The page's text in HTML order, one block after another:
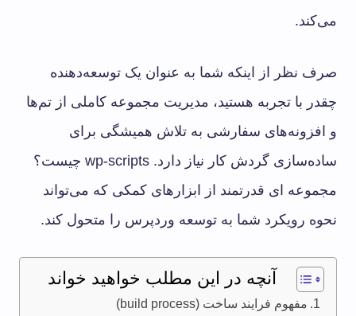
می‌کند.
صرف نظر از اینکه شما به عنوان یک توسعه‌دهنده
چقدر با تجربه هستید، مدیریت مجموعه کاملی از تم‌ها
و افزونه‌های سفارشی به تلاش همیشگی برای
ساده‌سازی گردش کار نیاز دارد. wp-scripts چیست؟
مجموعه ای قدرتمند از ابزارهای کمکی که می‌تواند
نحوه رویکرد شما به توسعه وردپرس را متحول کند.
آنچه در این مطلب خواهید خواند
مفهوم فرایند ساخت (build process)